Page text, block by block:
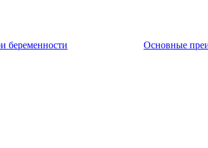
беременности Основные